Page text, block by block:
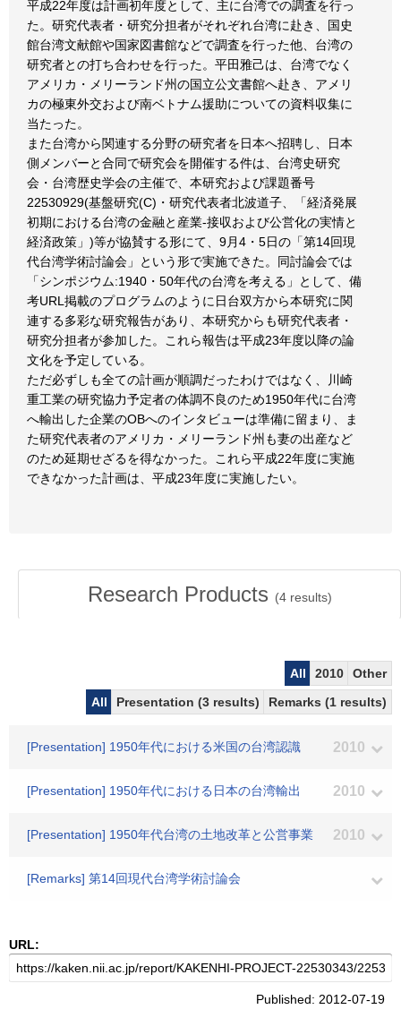
平成22年度は計画初年度として、主に台湾での調査を行っ
た。研究代表者・研究分担者がそれぞれ台湾に赴き、国史
館台湾文献館や国家図書館などで調査を行った他、台湾の
研究者との打ち合わせを行った。平田雅己は、台湾でなく
アメリカ・メリーランド州の国立公文書館へ赴き、アメリ
カの極東外交および南ベトナム援助についての資料収集に
当たった。
また台湾から関連する分野の研究者を日本へ招聘し、日本
側メンバーと合同で研究会を開催する件は、台湾史研究
会・台湾歴史学会の主催で、本研究および課題番号
22530929(基盤研究(C)・研究代表者北波道子、「経済発展
初期における台湾の金融と産業-接収および公営化の実情と
経済政策」)等が協賛する形にて、9月4・5日の「第14回現
代台湾学術討論会」という形で実施できた。同討論会では
「シンポジウム:1940・50年代の台湾を考える」として、備
考URL掲載のプログラムのように日台双方から本研究に関
連する多彩な研究報告があり、本研究からも研究代表者・
研究分担者が参加した。これら報告は平成23年度以降の論
文化を予定している。
ただ必ずしも全ての計画が順調だったわけではなく、川崎
重工業の研究協力予定者の体調不良のため1950年代に台湾
へ輸出した企業のOBへのインタビューは準備に留まり、ま
た研究代表者のアメリカ・メリーランド州も妻の出産など
のため延期せざるを得なかった。これら平成22年度に実施
できなかった計画は、平成23年度に実施したい。
Research Products (4results)
All 2010
Other
All
Presentation (3 results) Remarks (1 results)
[Presentation] 1950年代における米国の台湾認識 2010
[Presentation] 1950年代における日本の台湾輸出 2010
[Presentation] 1950年代台湾の土地改革と公営事業 2010
[Remarks] 第14回現代台湾学術討論会
URL:
Published: 2012-07-19